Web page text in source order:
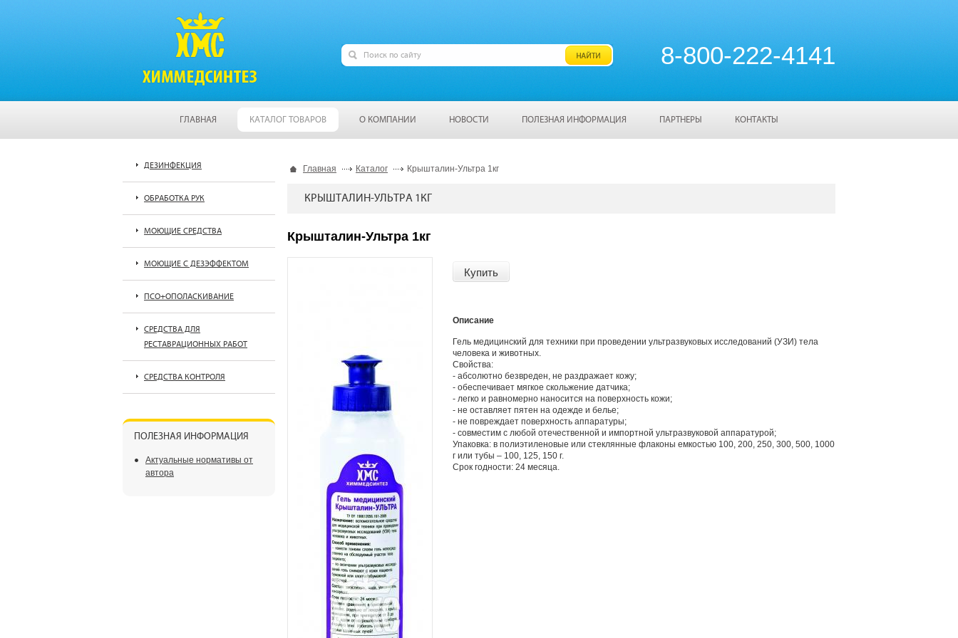
8-800-222-4141
ГЛАВНАЯ КАТАЛОГ ТОВАРОВ О КОМПАНИИ НОВОСТИ ПОЛЕЗНАЯ ИНФОРМАЦИЯ ПАРТНЕРЫ КОНТАКТЫ
Главная Каталог Крышталин-Ультра 1кг
КРЫШТАЛИН-УЛЬТРА 1КГ
Крышталин-Ультра 1кг
Купить
Описание
Гель медицинский для техники при проведении ультразвуковых исследований (УЗИ) тела
человека и животных.
Свойства:
- абсолютно безвреден, не раздражает кожу;
- обеспечивает мягкое скольжение датчика;
- легко и равномерно наносится на поверхность кожи;
- не оставляет пятен на одежде и белье;
- не повреждает поверхность аппаратуры;
- совместим с любой отечественной и импортной ультразвуковой аппаратурой;
Упаковка: в полиэтиленовые или стеклянные флаконы емкостью 100, 200, 250, 300, 500, 1000
г или тубы – 100, 125, 150 г.
Срок годности: 24 месяца.
ДЕЗИНФЕКЦИЯ
ОБРАБОТКА РУК
МОЮЩИЕ СРЕДСТВА
МОЮЩИЕ С ДЕЗЭФФЕКТОМ
ПСО+ОПОЛАСКИВАНИЕ
СРЕДСТВА ДЛЯ
РЕСТАВРАЦИОННЫХ РАБОТ
СРЕДСТВА КОНТРОЛЯ
ПОЛЕЗНАЯ ИНФОРМАЦИЯ
Актуальные нормативы от
автора